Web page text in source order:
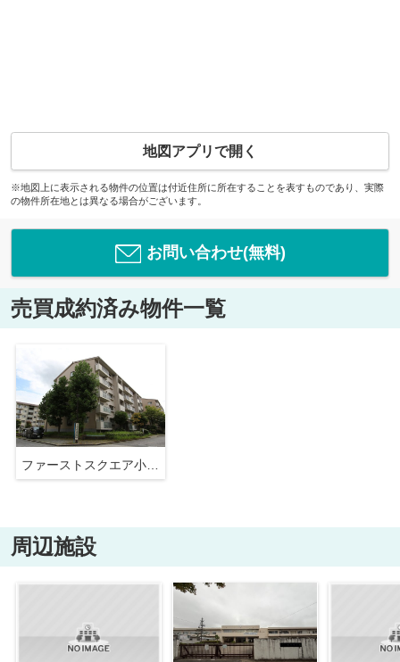
地図アプリで開く
※地図上に表示される物件の位置は付近住所に所在することを表すものであり、実際
の物件所在地とは異なる場合がございます。
お問い合わせ(無料)
売買成約済み物件一覧
ファーストスクエア小倉台
周辺施設